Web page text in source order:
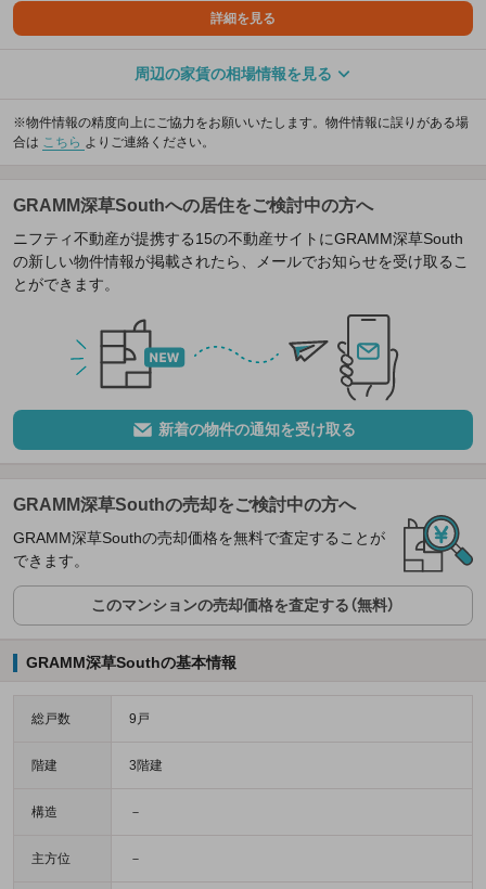
詳細を見る
周辺の家賃の相場情報を見る
※物件情報の精度向上にご協力をお願いいたします。物件情報に誤りがある場
合は こちら よりご連絡ください。
GRAMM深草Southへの居住をご検討中の方へ
ニフティ不動産が提携する15の不動産サイトにGRAMM深草South
の新しい物件情報が掲載されたら、メールでお知らせを受け取るこ
とができます。
新着の物件の通知を受け取る
GRAMM深草Southの売却をご検討中の方へ
GRAMM深草Southの売却価格を無料で査定することが
できます。
このマンションの売却価格を査定する（無料）
GRAMM深草Southの基本情報
総戸数 9戸
階建 3階建
構造 －
主方位 －